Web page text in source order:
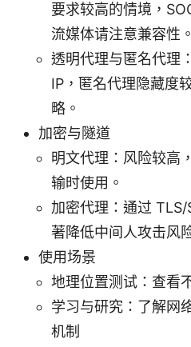
要求较高的情境，
流媒体请注意兼容性。
透明代理与匿名代理
IP，匿名代理隐藏度
略。
加密与隧道
明文代理：风险较高
输时使用。
加密代理：通过
著降低中间人攻击风
使用场景
地理位置测试：查看
学习与研究：了解网
机制